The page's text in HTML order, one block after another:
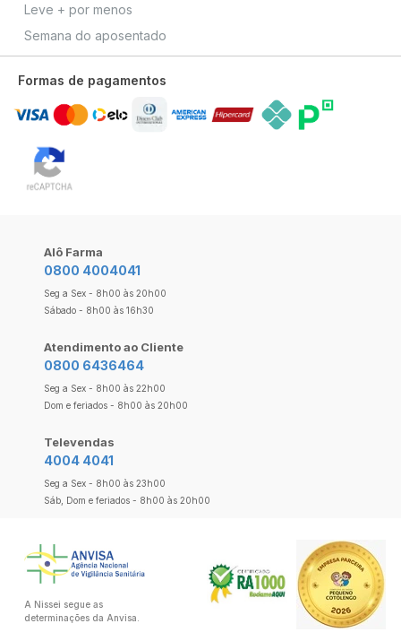
Leve + por menos
Semana do aposentado
Formas de pagamentos
Alô Farma
0800 4004041
Seg a Sex - 8h00 às 20h00
Sábado - 8h00 às 16h30
Atendimento ao Cliente
0800 6436464
Seg a Sex - 8h00 às 22h00
Dom e feriados - 8h00 às 20h00
Televendas
4004 4041
Seg a Sex - 8h00 às 23h00
Sáb, Dom e feriados - 8h00 às 20h00
A Nissei segue as
determinações da Anvisa.